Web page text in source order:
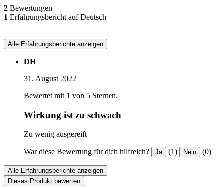
2 Bewertungen
1 Erfahrungsbericht auf Deutsch
Alle Erfahrungsberichte anzeigen
DH
31. August 2022
Bewertet mit 1 von 5 Sternen.
Wirkung ist zu schwach
Zu wenig ausgereift
War diese Bewertung für dich hilfreich? Ja (1) Nein (0)
Alle Erfahrungsberichte anzeigen
Dieses Produkt bewerten